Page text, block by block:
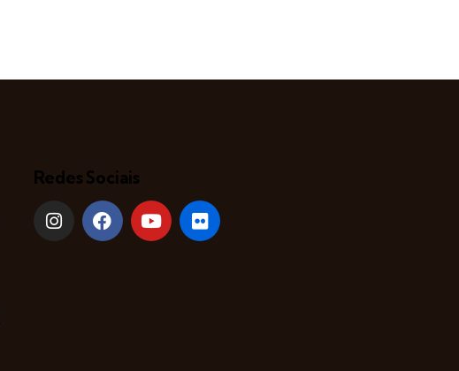
Redes Sociais